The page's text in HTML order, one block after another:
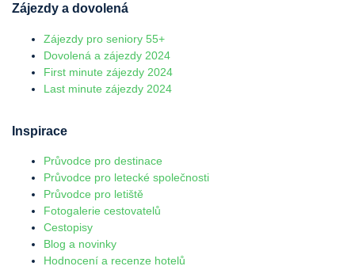
Zájezdy a dovolená
Zájezdy pro seniory 55+
Dovolená a zájezdy 2024
First minute zájezdy 2024
Last minute zájezdy 2024
Inspirace
Průvodce pro destinace
Průvodce pro letecké společnosti
Průvodce pro letiště
Fotogalerie cestovatelů
Cestopisy
Blog a novinky
Hodnocení a recenze hotelů